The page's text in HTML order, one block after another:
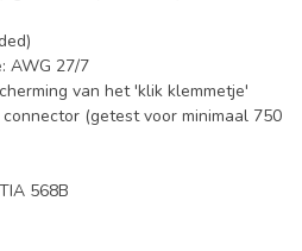
AWG 27/7
van het 'klik klemmetje'
(getest voor minimaal 750
568B